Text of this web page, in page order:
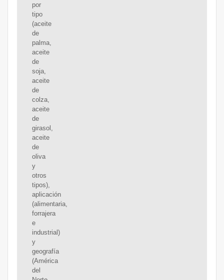
por
tipo
(aceite
de
palma,
aceite
de
soja,
aceite
de
colza,
aceite
de
girasol,
aceite
de
oliva
y
otros
tipos),
aplicación
(alimentaria,
forrajera
e
industrial)
y
geografía
(América
del